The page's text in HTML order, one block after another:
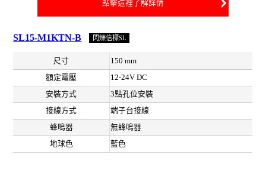
點擊這裡了解詳情
SL15-M1KTN-B 閃爍信標SL
尺寸
150 mm
額定電壓
12-24V DC
安裝方式
3點孔位安裝
接線方式
端子台接線
蜂鳴器
無蜂鳴器
地球色
藍色